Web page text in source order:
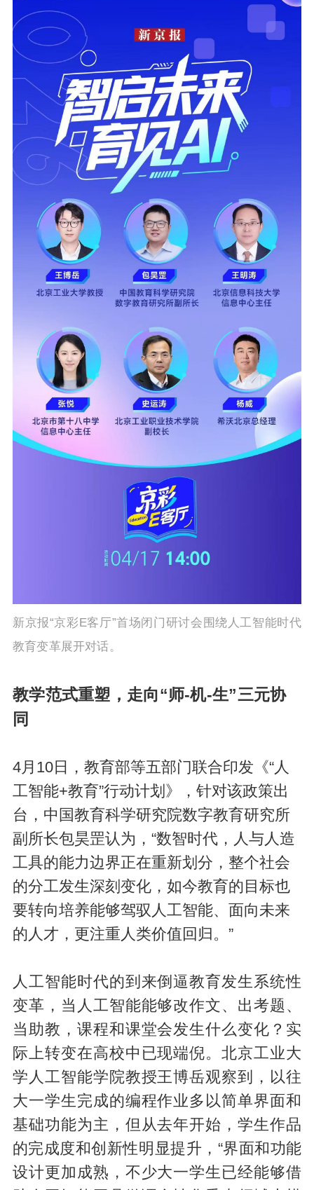
新京报“京彩E客厅”首场闭门研讨会围绕人工智能时代
教育变革展开对话。
教学范式重塑，走向“师-机-生”三元协
同
4月10日，教育部等五部门联合印发《“人
工智能+教育”行动计划》，针对该政策出
台，中国教育科学研究院数字教育研究所
副所长包昊罡认为，“数智时代，人与人造
工具的能力边界正在重新划分，整个社会
的分工发生深刻变化，如今教育的目标也
要转向培养能够驾驭人工智能、面向未来
的人才，更注重人类价值回归。”
人工智能时代的到来倒逼教育发生系统性
变革，当人工智能能够改作文、出考题、
当助教，课程和课堂会发生什么变化？实
际上转变在高校中已现端倪。北京工业大
学人工智能学院教授王博岳观察到，以往
大一学生完成的编程作业多以简单界面和
基础功能为主，但从去年开始，学生作品
的完成度和创新性明显提升，“界面和功能
设计更加成熟，不少大一学生已经能够借